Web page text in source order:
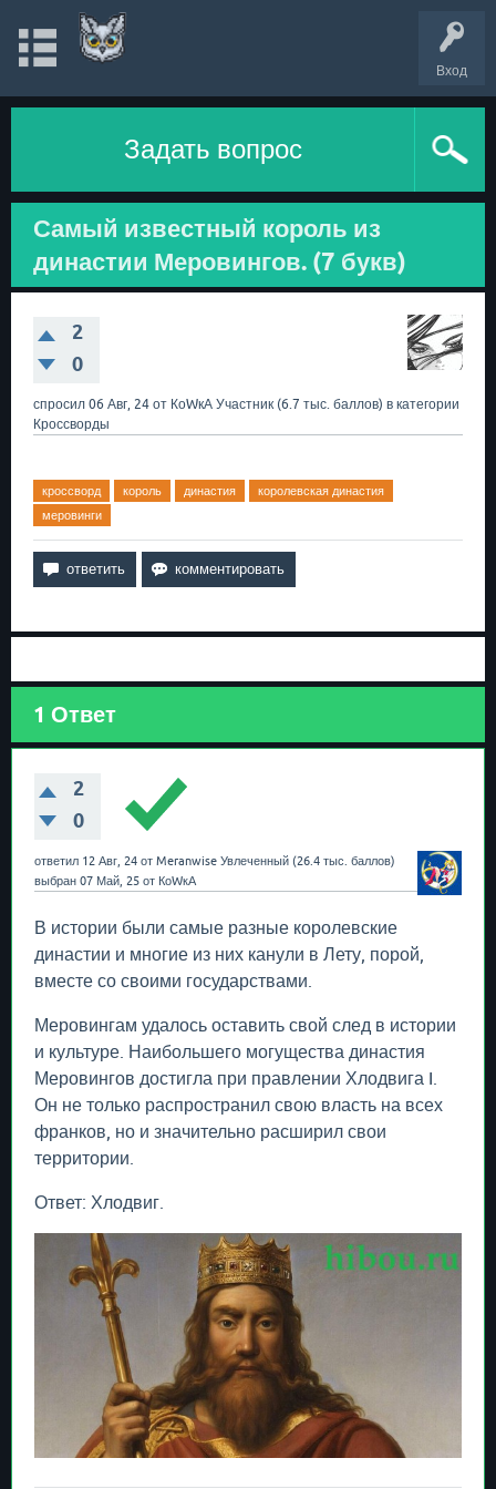
Вход
Задать вопрос
Самый известный король из
династии Меровингов. (7 букв)
2
0
спросил 06 Авг, 24 от КоWкА Участник (6.7 тыс. баллов) в категории
Кроссворды
кроссворд король династия
королевская династия
меровинги
1 Ответ
2
0
ответил 12 Авг, 24 от Meranwise Увлеченный (26.4 тыс. баллов)
выбран 07 Май, 25 от КоWкА
В истории были самые разные королевские
династии и многие из них канули в Лету, порой,
вместе со своими государствами.
Меровингам удалось оставить свой след в истории
и культуре. Наибольшего могущества династия
Меровингов достигла при правлении Хлодвига I.
Он не только распространил свою власть на всех
франков, но и значительно расширил свои
территории.
Ответ: Хлодвиг.